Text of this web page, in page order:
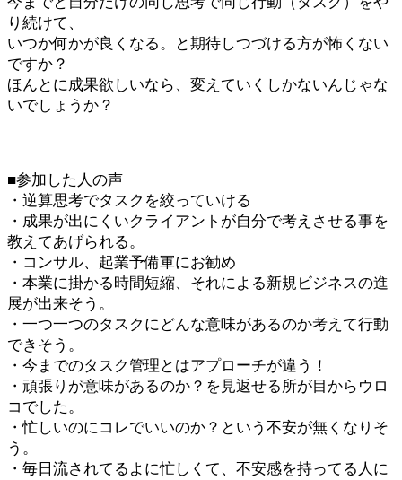
り続けて、
いつか何かが良くなる。と期待しつづける方が怖くない
ですか？
ほんとに成果欲しいなら、変えていくしかないんじゃな
いでしょうか？
■参加した人の声
・逆算思考でタスクを絞っていける
・成果が出にくいクライアントが自分で考えさせる事を
教えてあげられる。
・コンサル、起業予備軍にお勧め
・本業に掛かる時間短縮、それによる新規ビジネスの進
展が出来そう。
・一つ一つのタスクにどんな意味があるのか考えて行動
できそう。
・今までのタスク管理とはアプローチが違う！
・頑張りが意味があるのか？を見返せる所が目からウロ
コでした。
・忙しいのにコレでいいのか？という不安が無くなりそ
う。
・毎日流されてるよに忙しくて、不安感を持ってる人に